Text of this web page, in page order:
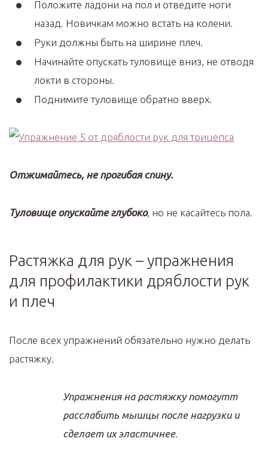
Положите ладони на пол и отведите ноги
назад. Новичкам можно встать на колени.
Руки должны быть на ширине плеч.
Начинайте опускать туловище вниз, не отводя
локти в стороны.
Поднимите туловище обратно вверх.
Отжимайтесь, не прогибая спину.
Туловище опускайте глубоко, но не касайтесь пола.
Растяжка для рук – упражнения
для профилактики дряблости рук
и плеч
После всех упражнений обязательно нужно делать
растяжку.
Упражнения на растяжку помогутт
расслабить мышцы после нагрузки и
сделает их эластичнее.